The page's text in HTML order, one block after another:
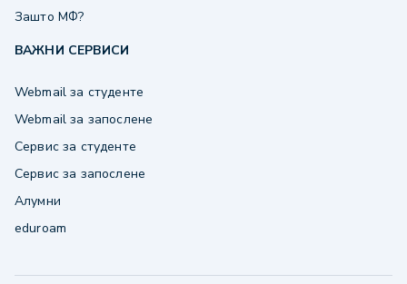
Зашто МФ?
ВАЖНИ СЕРВИСИ
Webmail за студенте
Webmail за запослене
Сервис за студенте
Сервис за запослене
Алумни
eduroam